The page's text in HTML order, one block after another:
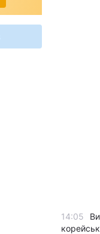
14:05